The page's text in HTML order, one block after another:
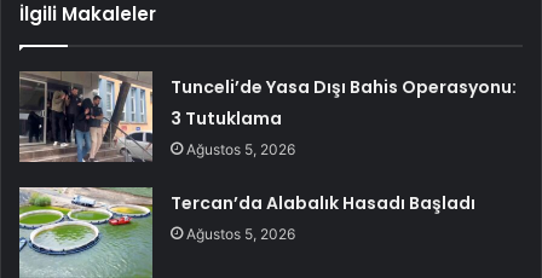
İlgili Makaleler
Tunceli’de Yasa Dışı Bahis Operasyonu:
3 Tutuklama
Ağustos 5, 2026
Tercan’da Alabalık Hasadı Başladı
Ağustos 5, 2026